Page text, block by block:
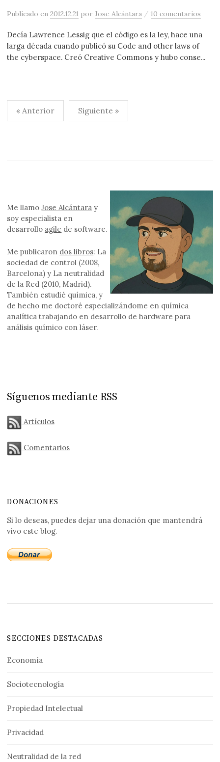
Publicadoen2012.12.21 porJose Alcántara /10 comentarios
Decía Lawrence Lessig que el código es la ley, hace una
larga década cuando publicó su Code and other laws of
the cyberspace. Creó Creative Commons y hubo conse...
Paginación
de
« Anterior Siguiente »
Me llamoJose Alcántara y
soy especialista en
desarrollo agile de software.
Me publicaron dos libros: La
sociedad de control (2008,
Barcelona) y La neutralidad
de la Red (2010, Madrid).
También estudié química, y
de hecho me doctoré especializándome en química
analítica trabajando en desarrollo de hardware para
análisis químico con láser.
Síguenos mediante RSS
Artículos
Comentarios
DONACIONES
Si lo deseas, puedes dejar una donación que mantendrá
vivo este blog.
SECCIONES DESTACADAS
Economía
Sociotecnología
Propiedad Intelectual
Privacidad
Neutralidad de la red